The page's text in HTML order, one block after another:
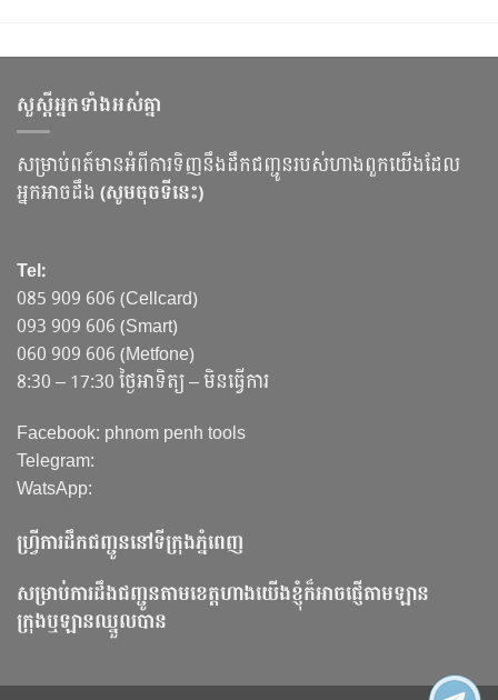
សួស្ដីអ្នកទាំងអស់គ្នា
សម្រាប់ពត៍មានអំពីការទិញនឹងដឹកជញ្ជូនរបស់ហាងពួកយើងដែល
អ្នកអាចដឹង (សូមចុចទីនេះ)
Tel:
085 909 606 (Cellcard)
093 909 606 (Smart)
060 909 606 (Metfone)
8:30 – 17:30 ថ្ងៃអាទិត្យ – មិនធ្វើការ
Facebook: phnom penh tools
Telegram:
WatsApp:
ហ្វ្រីការដឹកជញ្ជូននៅទីក្រុងភ្នំពេញ
សម្រាប់ការដឹងជញ្ជូនតាមខេត្តហាងយើងខ្ញុំក៏អាចផ្ញើតាមឡាន
ក្រុងឬឡានឈ្នួលបាន